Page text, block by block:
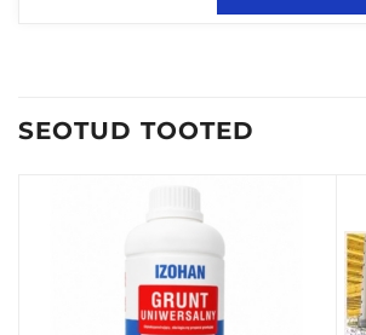
SEOTUD TOOTED